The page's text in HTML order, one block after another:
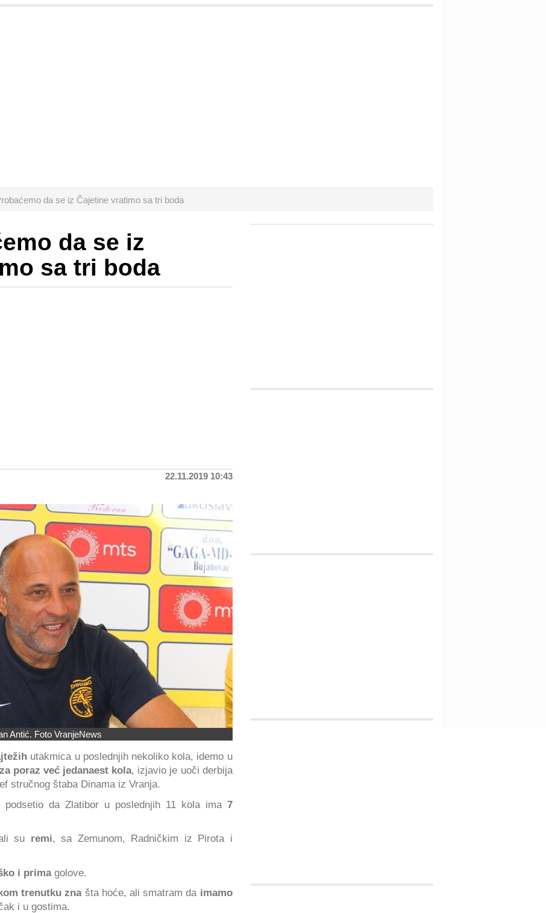
da se iz Čajetine vratimo sa tri boda
da se iz
sa tri boda
22.11.2019 10:43
Antić. Foto VranjeNews
utakmica u poslednjih nekoliko kola, idemo u
poraz već jedanaest kola, izjavio je uoči derbija
stručnog štaba Dinama iz Vranja.
da Zlatibor u poslednjih 11 kola ima 7
su remi, sa Zemunom, Radničkim iz Pirota i
i primagolove.
trenutku znašta hoće, ali smatram da imamo
i u gostima.